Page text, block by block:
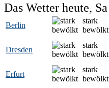
Das Wetter heute,
Berlin
stark
bewölkt
Dresden
stark
bewölkt
Erfurt
stark
bewölkt